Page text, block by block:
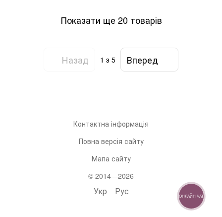
Показати ще 20 товарів
Назад 1 з 5 Вперед
Контактна інформація
Повна версія сайту
Мапа сайту
© 2014—2026
Укр Рус ОНЛАЙН ЧАТ